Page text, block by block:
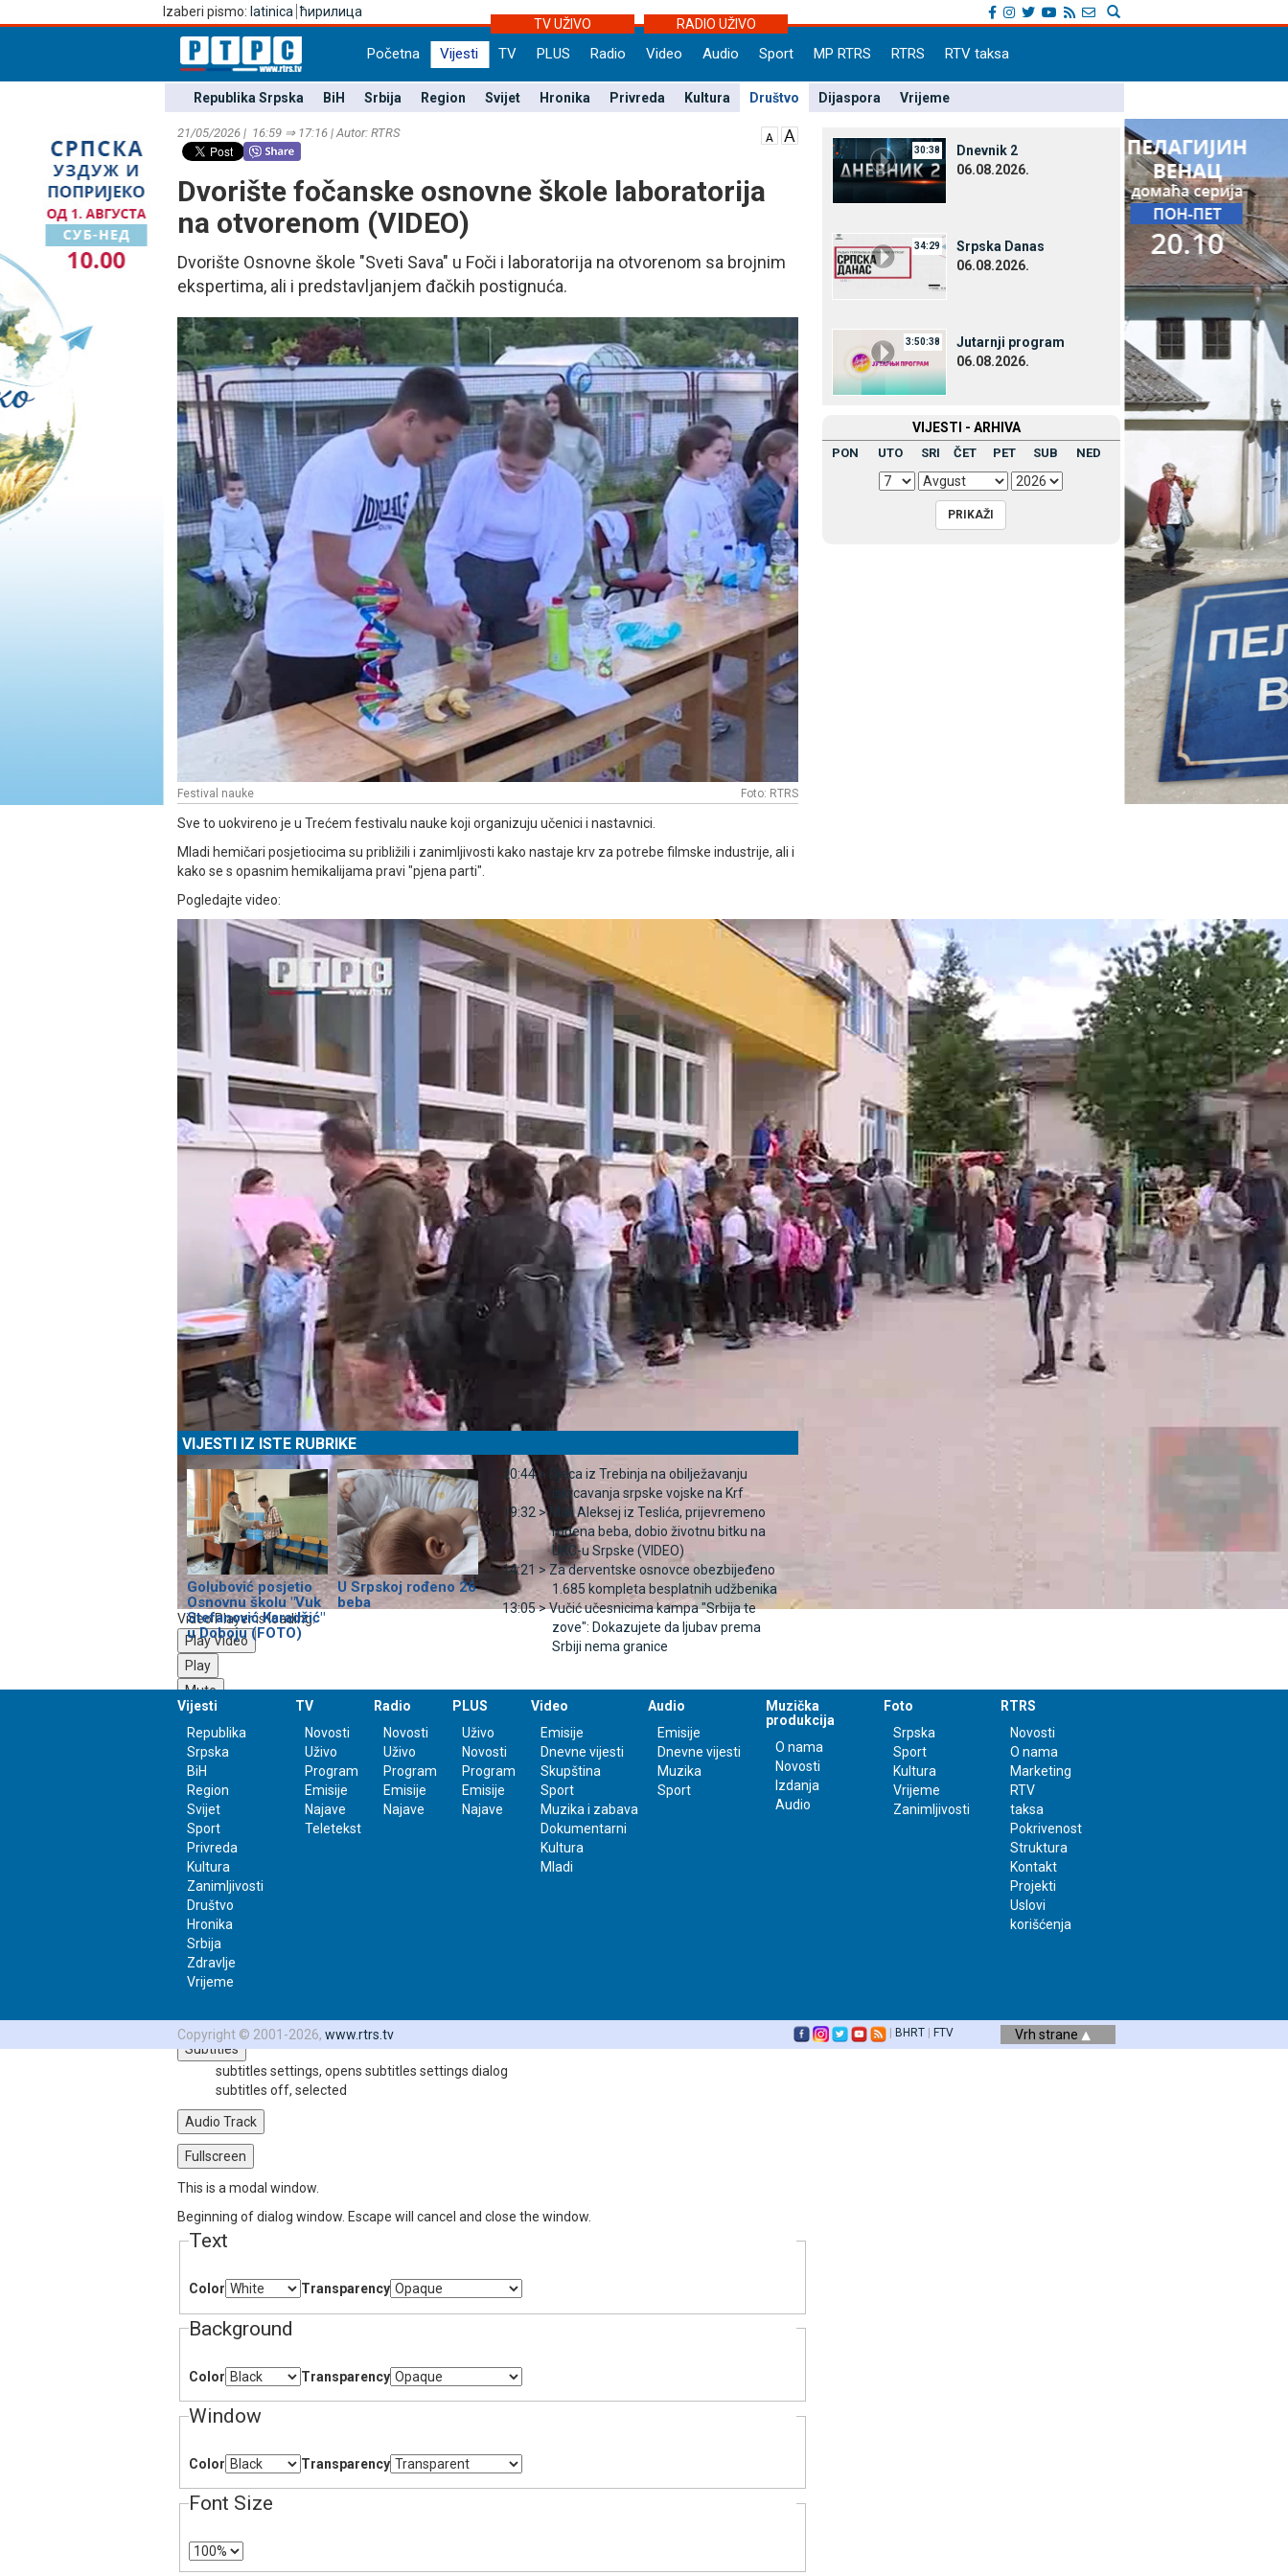
Izaberi pismo: latinica ћирилица
TV UŽIVO
RADIO UŽIVO
Početna Vijesti TV PLUS Radio Video Audio Sport MP RTRS RTRS RTV taksa
Republika Srpska BiH Srbija Region Svijet Hronika Privreda Kultura Društvo Dijaspora Vrijeme
21/05/2026 | 16:59 ⇒ 17:16 | Autor: RTRS
Dvorište fočanske osnovne škole laboratorija
na otvorenom (VIDEO)
Dvorište Osnovne škole "Sveti Sava" u Foči i laboratorija na otvorenom sa brojnim
ekspertima, ali i predstavljanjem đačkih postignuća.
Festival nauke Foto: RTRS
Sve to uokvireno je u Trećem festivalu nauke koji organizuju učenici i nastavnici.
Mladi hemičari posjetiocima su približili i zanimljivosti kako nastaje krv za potrebe filmske industrije, ali i
kako se s opasnim hemikalijama pravi "pjena parti".
Pogledajte video:
Video Player is loading.
Play Video
Play
Mute
0:00
8:00
Loaded
0%
Progress
Stream Type
-8:00
Playback Rate
1x
Chapters
Chapters
descriptions off, selected
Subtitles
subtitles settings, opens subtitles settings dialog
subtitles off, selected
Audio Track
Fullscreen
This is a modal window.
Beginning of dialog window. Escape will cancel and close the window.
Text
Color Transparency
Background
Color Transparency
Window
Color Transparency
Font Size
VIJESTI IZ ISTE RUBRIKE
Golubović posjetio
Osnovnu školu "Vuk
Stefanović Karadžić"
u Doboju (FOTO)
U Srpskoj rođeno 26
beba
20:44 >
Djeca iz Trebinja na obilježavanju
iskrcavanja srpske vojske na Krf
19:32 >Mali Aleksej iz Teslića, prijevremeno
rođena beba, dobio životnu bitku na
UKC-u Srpske (VIDEO)
14:21 >Za derventske osnovce obezbijeđeno
1.685 kompleta besplatnih udžbenika
13:05 >Vučić učesnicima kampa "Srbija te
zove": Dokazujete da ljubav prema
Srbiji nema granice
30:38
Dnevnik 2
06.08.2026.
34:29
Srpska Danas
06.08.2026.
3:50:38
Јutarnji program
06.08.2026.
VIЈESTI - ARHIVA
PON UTO SRI ČET PET SUB NED
Vijesti
Republika
Srpska
BiH
Region
Svijet
Sport
Privreda
Kultura
Zanimljivosti
Društvo
Hronika
Srbija
Zdravlje
Vrijeme
TV
Novosti
Uživo
Program
Emisije
Najave
Teletekst
Radio
Novosti
Uživo
Program
Emisije
Najave
PLUS
Uživo
Novosti
Program
Emisije
Najave
Video
Emisije
Dnevne vijesti
Skupština
Sport
Muzika i zabava
Dokumentarni
Kultura
Mladi
Audio
Emisije
Dnevne vijesti
Muzika
Sport
Muzička
produkcija
O nama
Novosti
Izdanja
Audio
Foto
Srpska
Sport
Kultura
Vrijeme
Zanimljivosti
RTRS
Novosti
O nama
Marketing
RTV
taksa
Pokrivenost
Struktura
Kontakt
Projekti
Uslovi
korišćenja
Copyright © 2001-2026, www.rtrs.tv BHRT FTV Vrh strane